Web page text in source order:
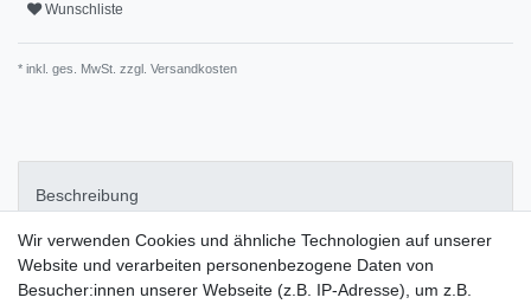
Wunschliste
* inkl. ges. MwSt. zzgl. Versandkosten
Beschreibung
Pflegehinweise
Wir verwenden Cookies und ähnliche Technologien auf unserer
Website und verarbeiten personenbezogene Daten von
Besucher:innen unserer Webseite (z.B. IP-Adresse), um z.B.